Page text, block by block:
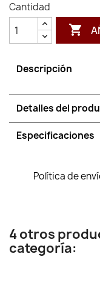
Cantidad

Descripción
Detalles del
Especificaciones
Política de
4 otros
categoría: